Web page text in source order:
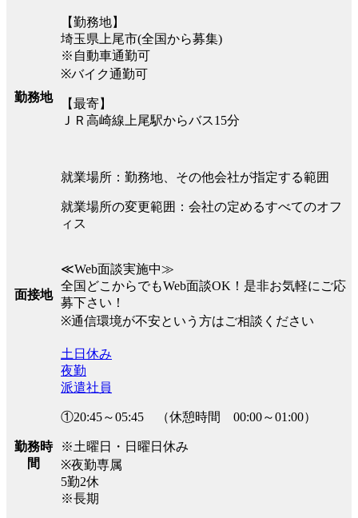
勤務地
【勤務地】
埼玉県上尾市(全国から募集)
※自動車通勤可
※バイク通勤可
【最寄】
ＪＲ高崎線上尾駅からバス15分
就業場所：勤務地、その他会社が指定する範囲
就業場所の変更範囲：会社の定めるすべてのオフ
ィス
面接地
≪Web面談実施中≫
全国どこからでもWeb面談OK！是非お気軽にご応
募下さい！
※通信環境が不安という方はご相談ください
勤務時
間
土日休み
夜勤
派遣社員
①20:45～05:45 （休憩時間 00:00～01:00）
※土曜日・日曜日休み
※夜勤専属
5勤2休
※長期